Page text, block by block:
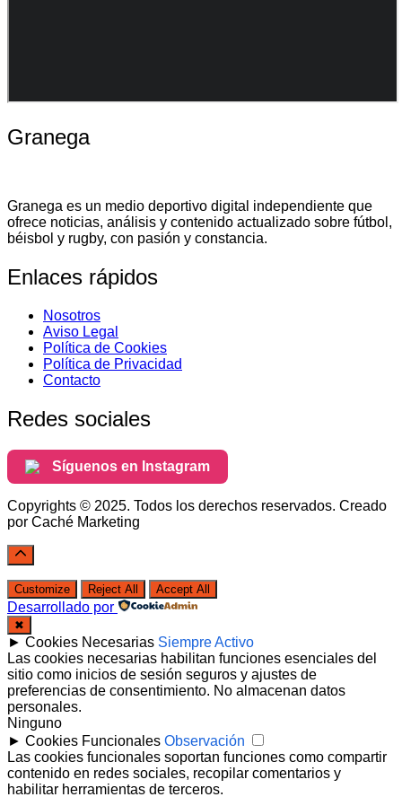
Granega
Granega es un medio deportivo digital independiente que
ofrece noticias, análisis y contenido actualizado sobre fútbol,
béisbol y rugby, con pasión y constancia.
Enlaces rápidos
Nosotros
Aviso Legal
Política de Cookies
Política de Privacidad
Contacto
Redes sociales
Síguenos en Instagram
Copyrights © 2025. Todos los derechos reservados. Creado
por Caché Marketing
Customize Reject All Accept All
Desarrollado por
✖
► Cookies Necesarias Siempre Activo
Las cookies necesarias habilitan funciones esenciales del
sitio como inicios de sesión seguros y ajustes de
preferencias de consentimiento. No almacenan datos
personales.
Ninguno
► Cookies Funcionales Observación
Las cookies funcionales soportan funciones como compartir
contenido en redes sociales, recopilar comentarios y
habilitar herramientas de terceros.